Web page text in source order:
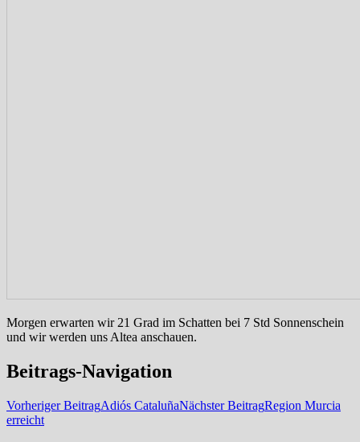
Morgen erwarten wir 21 Grad im Schatten bei 7 Std Sonnenschein
und wir werden uns Altea anschauen.
Beitrags-Navigation
Vorheriger BeitragAdiós CataluñaNächster BeitragRegion Murcia
erreicht